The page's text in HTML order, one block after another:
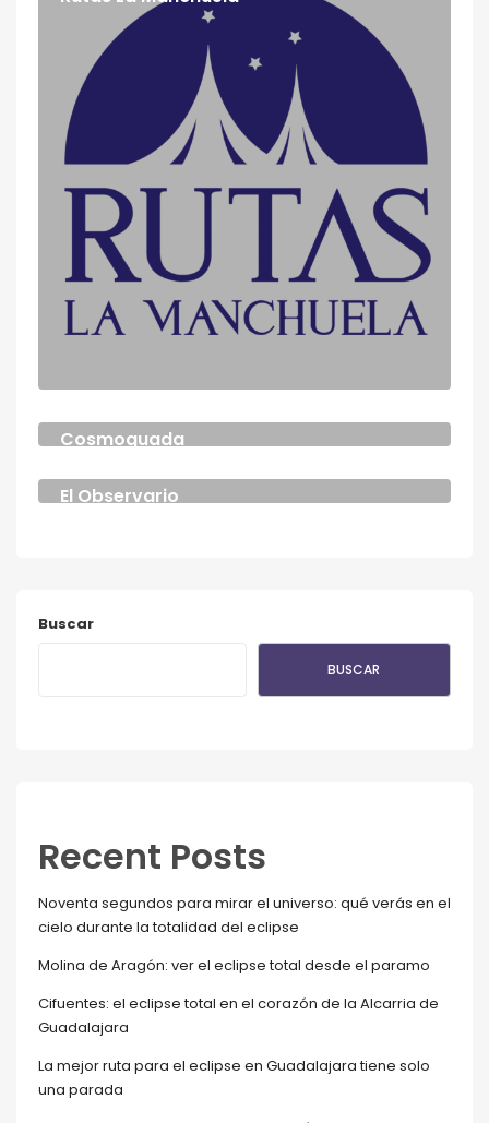
Cosmoguada
El Observario
Buscar
BUSCAR
Recent Posts
Noventa segundos para mirar el universo: qué verás en el
cielo durante la totalidad del eclipse
Molina de Aragón: ver el eclipse total desde el paramo
Cifuentes: el eclipse total en el corazón de la Alcarria de
Guadalajara
La mejor ruta para el eclipse en Guadalajara tiene solo
una parada